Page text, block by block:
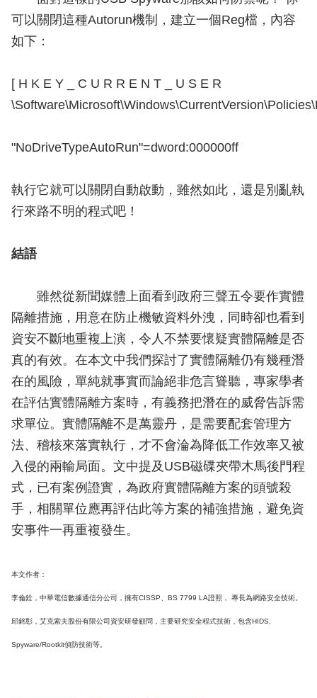
可以關閉這種Autorun機制，建立一個Reg檔，內容
如下：
[ H K E Y _ C U R R E N T _ U S E R
"NoDriveTypeAutoRun"=dword:000000ff
執行它就可以關閉自動啟動，雖然如此，還是別亂執
行來路不明的程式吧！
結語
雖然從新聞媒體上面看到政府三聲五令要作實體
隔離措施，用意在防止機敏資料外洩，同時卻也看到
資安不斷地重複上演，令人不禁要懷疑實體隔離是否
真的有效。在本文中我們探討了實體隔離仍有幾種潛
在的風險，單純就事實而論絕非危言聳聽，專家學者
在評估實體隔離方案時，有義務把潛在的威脅告訴需
求單位。實體隔離不是萬靈丹，是需要配套管理方
法、稽核來落實執行，才不會淪為降低工作效率又被
入侵的兩輸局面。文中提及USB磁碟夾帶木馬後門程
式，已有案例證實，為政府實體隔離方案的頭號殺
手，相關單位應再評估此等方案的補強措施，避免資
安事件一再重複發生。
本文作者：
李倫銓，中華電信數據通信分公司，擁有CISSP、BS 7799 LA證照， 專長為網路安全技術。
邱銘彰，艾克索夫股份有限公司資安研發顧問，主要研究安全程式技術，包含HIDS,
Spyware/Rootkit偵防技術等。